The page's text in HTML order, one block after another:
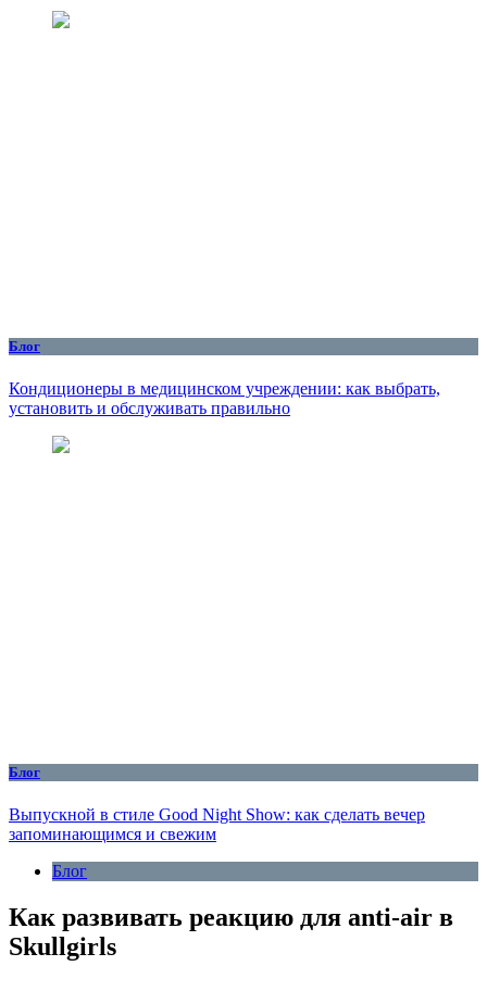
Блог
Кондиционеры в медицинском учреждении: как выбрать,
установить и обслуживать правильно
Блог
Выпускной в стиле Good Night Show: как сделать вечер
запоминающимся и свежим
Блог
Как развивать реакцию для anti-air в
Skullgirls